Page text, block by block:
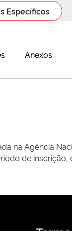
Específicos
Anexos
na Agência
de